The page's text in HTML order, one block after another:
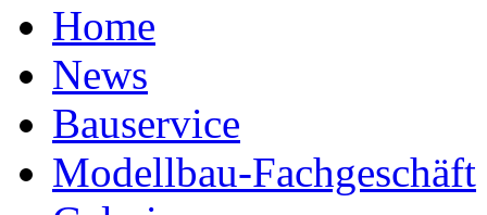
Home
News
Bauservice
Modellbau-Fachgeschäft